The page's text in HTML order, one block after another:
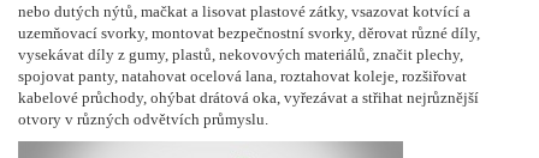
nebo dutých nýtů, mačkat a lisovat plastové zátky, vsazovat kotvící a
uzemňovací svorky, montovat bezpečnostní svorky, děrovat různé díly,
vysekávat díly z gumy, plastů, nekovových materiálů, značit plechy,
spojovat panty, natahovat ocelová lana, roztahovat koleje, rozšiřovat
kabelové průchody, ohýbat drátová oka, vyřezávat a střihat nejrůznější
otvory v různých odvětvích průmyslu.